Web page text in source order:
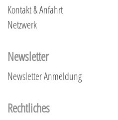
Kontakt & Anfahrt
Netzwerk
Newsletter
Newsletter Anmeldung
Rechtliches